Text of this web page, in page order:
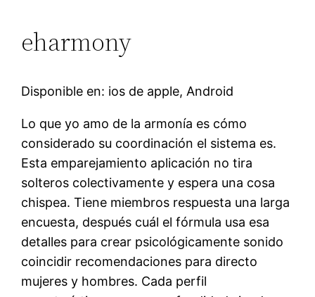
eharmony
Disponible en: ios de apple, Android
Lo que yo amo de la armonía es cómo
considerado su coordinación el sistema es.
Esta emparejamiento aplicación no tira
solteros colectivamente y espera una cosa
chispea. Tiene miembros respuesta una larga
encuesta, después cuál el fórmula usa esa
detalles para crear psicológicamente sonido
coincidir recomendaciones para directo
mujeres y hombres. Cada perfil